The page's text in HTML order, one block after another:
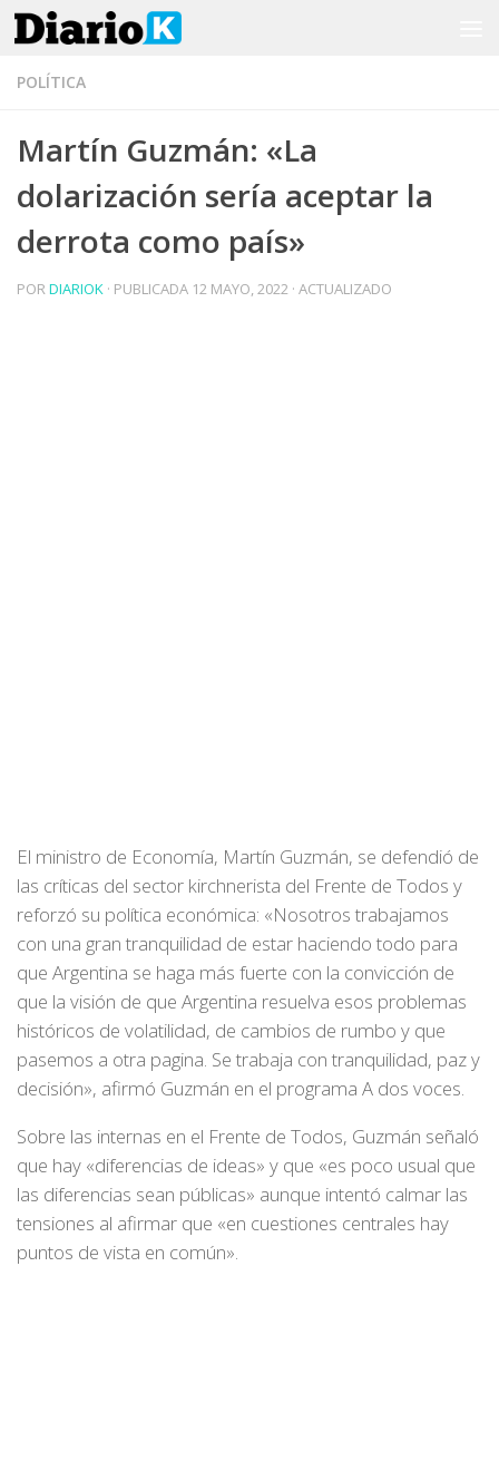
Saltar al contenido
POLÍTICA
Martín Guzmán: «La
dolarización sería aceptar la
derrota como país»
PORDIARIOK · PUBLICADA 12 MAYO, 2022 · ACTUALIZADO
El ministro de Economía, Martín Guzmán, se defendió de
las críticas del sector kirchnerista del Frente de Todos y
reforzó su política económica: «Nosotros trabajamos
con una gran tranquilidad de estar haciendo todo para
que Argentina se haga más fuerte con la convicción de
que la visión de que Argentina resuelva esos problemas
históricos de volatilidad, de cambios de rumbo y que
pasemos a otra pagina. Se trabaja con tranquilidad, paz y
decisión», afirmó Guzmán en el programa A dos voces.
Sobre las internas en el Frente de Todos, Guzmán señaló
que hay «diferencias de ideas» y que «es poco usual que
las diferencias sean públicas» aunque intentó calmar las
tensiones al afirmar que «en cuestiones centrales hay
puntos de vista en común».